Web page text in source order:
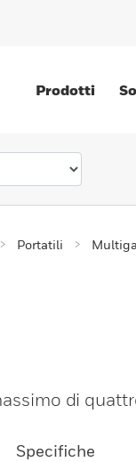
Prodotti
Portatili
di
Specifiche